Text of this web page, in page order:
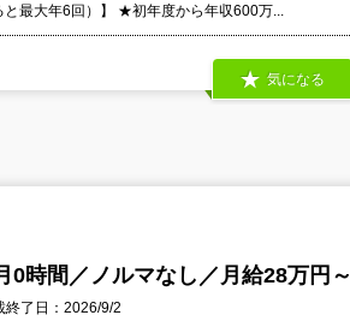
最大年6回）】 ★初年度から年収600万...
気になる
時間／ノルマなし／月給28万円～
終了日：2026/9/2